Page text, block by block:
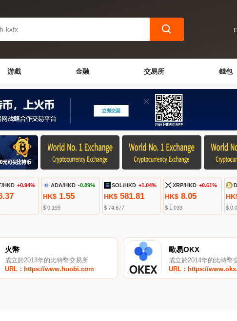
游戲 金融 交易所 錢包
HKD +0.94% ADA/HKD -0.89%
HK$1.55
$ 0.199
SOL/HKD +1.04%
HK$ 581.81
$ 74.677
XRP/HKD +0.61%
HK$ 8.05
$ 1.033 $
火幣
成立於2013年的比特幣交易所
URL：https://www.huobi.com
歐易OKX
成立於2014年的比特幣
URL：https://